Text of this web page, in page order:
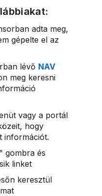
adta meg,
gépelte el az
lévő NAV
meg keresni
vagy a portál
hogy
információt.
gombra és
linket
keresztül